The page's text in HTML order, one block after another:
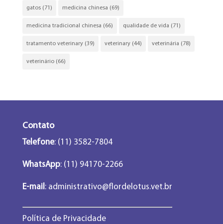
gatos(71) medicina chinesa (69)
medicina tradicional chinesa (66) qualidade de vida (71)
tratamento veterinary(39) veterinary(44) veterinária (78)
veterinário(66)
Contato
Telefone: (11) 3582-7804
WhatsApp: (11) 94170-2266
E-mail :administrativo@flordelotus.vet.br
Política de Privacidade